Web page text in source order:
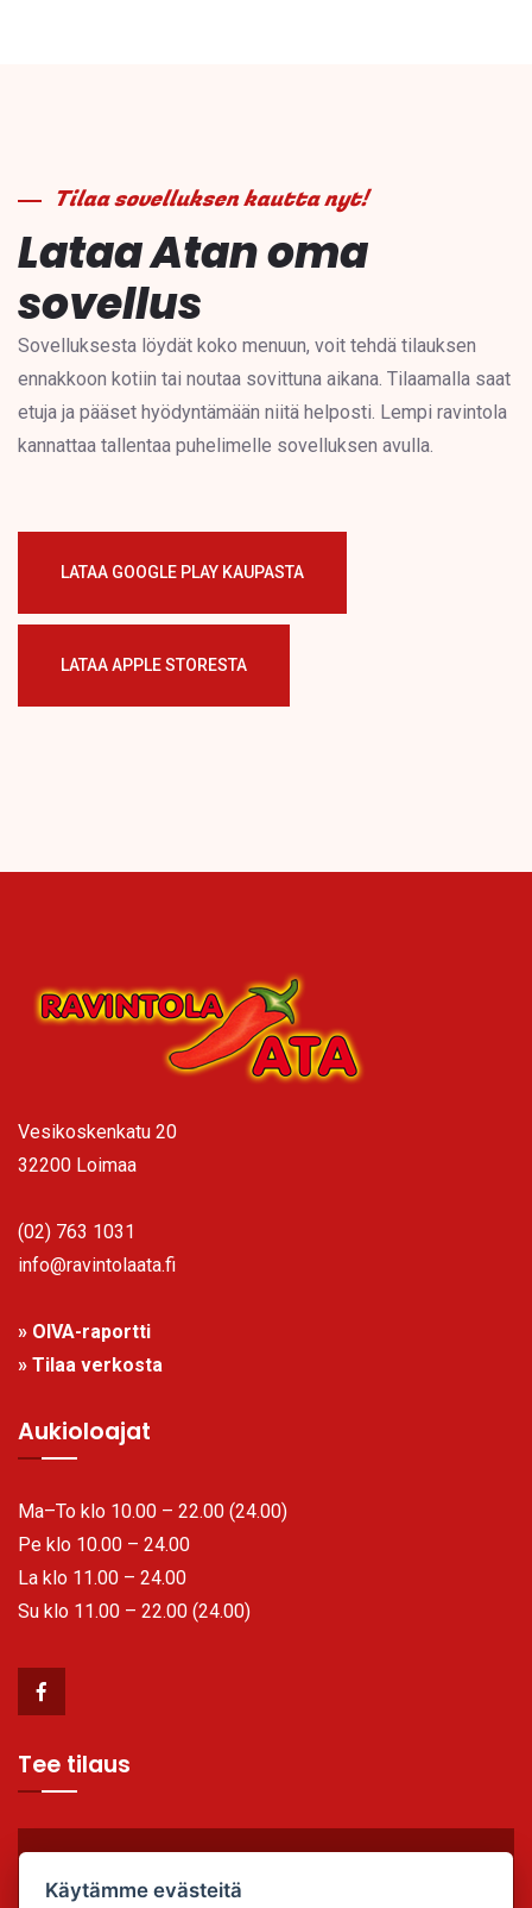
Tilaa sovelluksen kautta nyt!
Lataa Atan oma
sovellus
Sovelluksesta löydät koko menuun, voit tehdä tilauksen
ennakkoon kotiin tai noutaa sovittuna aikana. Tilaamalla saat
etuja ja pääset hyödyntämään niitä helposti. Lempi ravintola
kannattaa tallentaa puhelimelle sovelluksen avulla.
LATAA GOOGLE PLAY KAUPASTA
LATAA APPLE STORESTA
Vesikoskenkatu 20
32200 Loimaa
(02) 763 1031
info@ravintolaata.fi
» OIVA-raportti
» Tilaa verkosta
Aukioloajat
Ma–To klo 10.00 – 22.00 (24.00)
Pe klo 10.00 – 24.00
La klo 11.00 – 24.00
Su klo 11.00 – 22.00 (24.00)
Tee tilaus
Käytämme evästeitä